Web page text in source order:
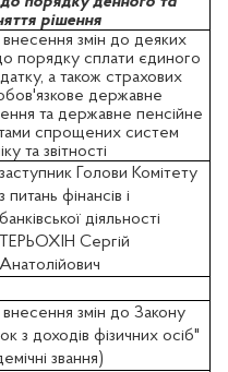
рішення
змін до деяких
порядку сплати єдиного
а також страхових
державне
та державне пенсійне
спрощених систем
та звітності
заступник Голови Комітету
з питань фінансів і
банківської діяльності
ТЕРЬОХІН Сергій
Анатолійович
змін до Закону
з доходів фізичних осіб"
звання)